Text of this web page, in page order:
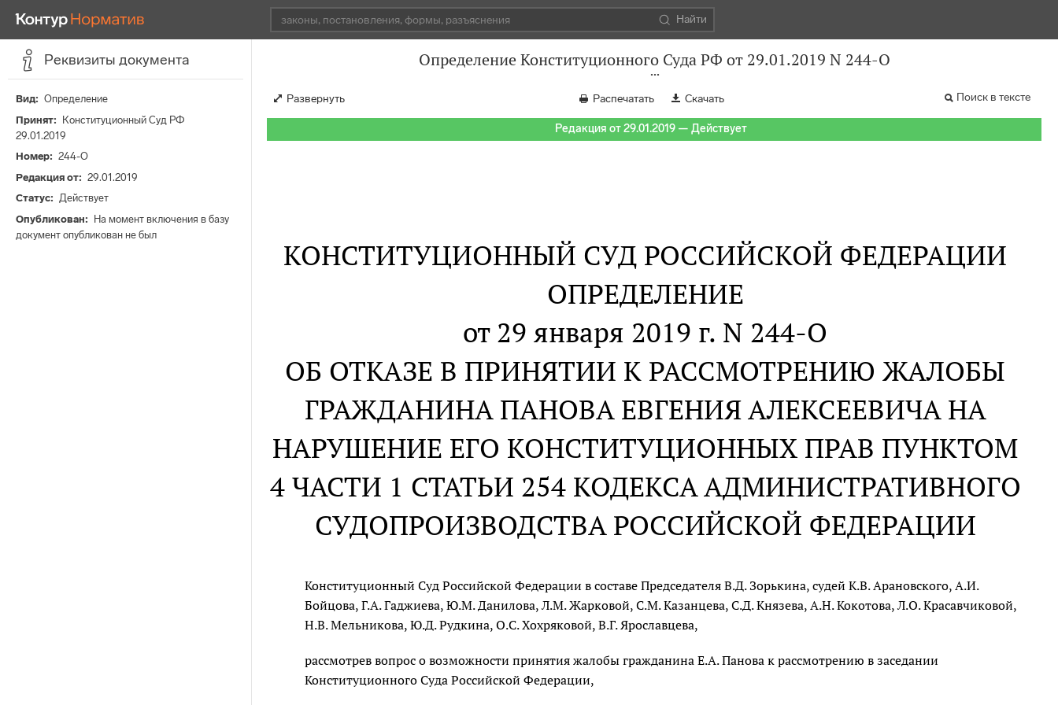
Найти
Реквизиты документа
Вид
Определение
Принят
Конституционный Суд РФ
29.01.2019
Номер
244-О
Редакция от
29.01.2019
Статус
Действует
Опубликован
На момент включения в базу
документ опубликован не был
Определение Конституционного Суда РФ от 29.01.2019 N 244-О
Развернуть Распечатать Скачать Поиск в тексте
Редакция от 29.01.2019 — Действует
КОНСТИТУЦИОННЫЙ СУД РОССИЙСКОЙ ФЕДЕРАЦИИ
ОПРЕДЕЛЕНИЕ
от 29 января 2019 г. N 244-О
ОБ ОТКАЗЕ В ПРИНЯТИИ К РАССМОТРЕНИЮ ЖАЛОБЫ
ГРАЖДАНИНА ПАНОВА ЕВГЕНИЯ АЛЕКСЕЕВИЧА НА
НАРУШЕНИЕ ЕГО КОНСТИТУЦИОННЫХ ПРАВ ПУНКТОМ
4 ЧАСТИ 1 СТАТЬИ 254 КОДЕКСА АДМИНИСТРАТИВНОГО
СУДОПРОИЗВОДСТВА РОССИЙСКОЙ ФЕДЕРАЦИИ
Конституционный Суд Российской Федерации в составе Председателя В.Д. Зорькина, судей К.В. Арановского, А.И.
Бойцова, Г.А. Гаджиева, Ю.М. Данилова, Л.М. Жарковой, С.М. Казанцева, С.Д. Князева, А.Н. Кокотова, Л.О. Красавчиковой,
Н.В. Мельникова, Ю.Д. Рудкина, О.С. Хохряковой, В.Г. Ярославцева,
рассмотрев вопрос о возможности принятия жалобы гражданина Е.А. Панова к рассмотрению в заседании
Конституционного Суда Российской Федерации,